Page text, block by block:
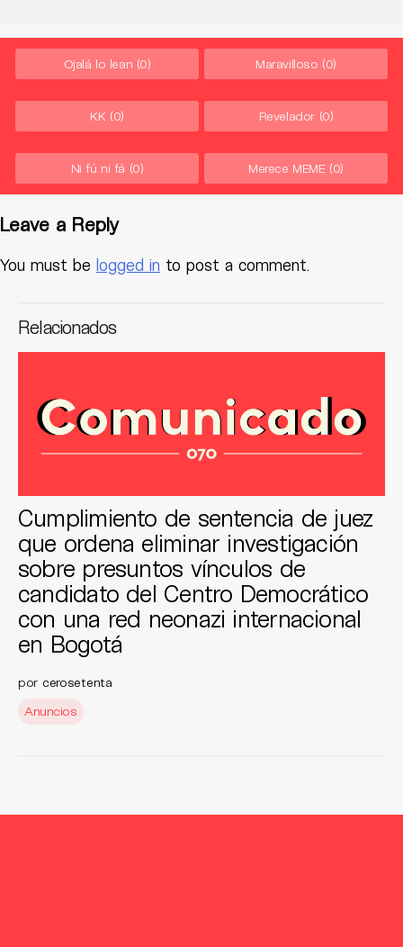
Ojalá lo lean (0) Maravilloso (0)
KK (0) Revelador (0)
Ni fú ni fá (0) Merece MEME (0)
Leave a Reply
You must be logged in to post a comment.
Relacionados
Cumplimiento de sentencia de juez
que ordena eliminar investigación
sobre presuntos vínculos de
candidato del Centro Democrático
con una red neonazi internacional
en Bogotá
por cerosetenta
Anuncios